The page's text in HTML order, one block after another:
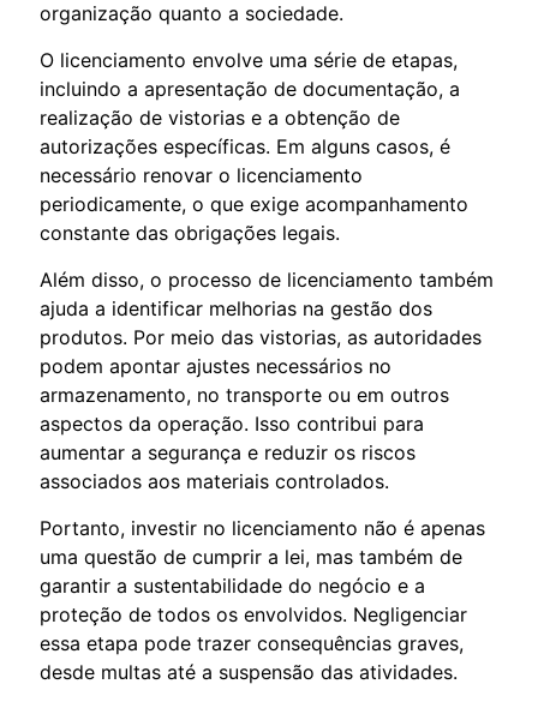
organização quanto a sociedade.
O licenciamento envolve uma série de etapas,
incluindo a apresentação de documentação, a
realização de vistorias e a obtenção de
autorizações específicas. Em alguns casos, é
necessário renovar o licenciamento
periodicamente, o que exige acompanhamento
constante das obrigações legais.
Além disso, o processo de licenciamento também
ajuda a identificar melhorias na gestão dos
produtos. Por meio das vistorias, as autoridades
podem apontar ajustes necessários no
armazenamento, no transporte ou em outros
aspectos da operação. Isso contribui para
aumentar a segurança e reduzir os riscos
associados aos materiais controlados.
Portanto, investir no licenciamento não é apenas
uma questão de cumprir a lei, mas também de
garantir a sustentabilidade do negócio e a
proteção de todos os envolvidos. Negligenciar
essa etapa pode trazer consequências graves,
desde multas até a suspensão das atividades.